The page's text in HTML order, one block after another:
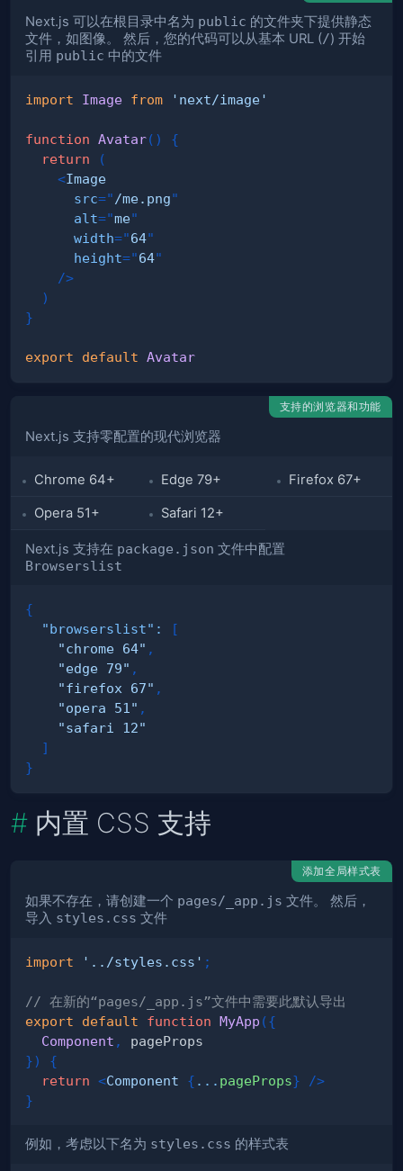
Next.js 可以在根目录中名为 public 的文件夹下提供静态
文件，如图像。 然后，您的代码可以从基本 URL (/) 开始
引用 public 中的文件
import Image from 'next/image'
function Avatar( )
{
return
(
<Image
src=" /me.png"
alt="me"
width="64"
height="64"
/>
)
}
export default Avatar
支持的浏览器和功能
Next.js 支持零配置的现代浏览器
Chrome 64+ Edge 79+ Firefox 67+
Opera 51+ Safari 12+
Next.js 支持在 package.json 文件中配置
Browserslist
{
"browserslist" :
[
"chrome 64" ,
"edge 79" ,
"firefox 67" ,
"opera 51" ,
"safari 12"
]
}
内置 CSS 支持
添加全局样式表
如果不存在，请创建一个 pages/_app.js 文件。 然后，
导入 styles.css 文件
import '../styles.css' ;
// 在新的“pages/_app.js”文件中需要此默认导出
export
default function MyApp ({
Component ,
})
{
return <Component { ... pageProps}
/>
}
例如，考虑以下名为 styles.css 的样式表